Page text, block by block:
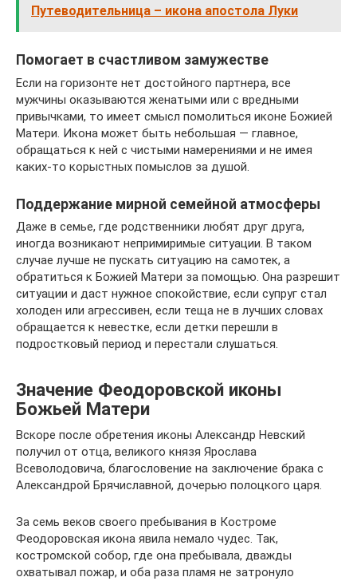
Путеводительница – икона апостола Луки
Помогает в счастливом замужестве
Если на горизонте нет достойного партнера, все
мужчины оказываются женатыми или с вредными
привычками, то имеет смысл помолиться иконе Божией
Матери. Икона может быть небольшая — главное,
обращаться к ней с чистыми намерениями и не имея
каких-то корыстных помыслов за душой.
Поддержание мирной семейной атмосферы
Даже в семье, где родственники любят друг друга,
иногда возникают непримиримые ситуации. В таком
случае лучше не пускать ситуацию на самотек, а
обратиться к Божией Матери за помощью. Она разрешит
ситуации и даст нужное спокойствие, если супруг стал
холоден или агрессивен, если теща не в лучших словах
обращается к невестке, если детки перешли в
подростковый период и перестали слушаться.
Значение Феодоровской иконы
Божьей Матери
Вскоре после обретения иконы Александр Невский
получил от отца, великого князя Ярослава
Всеволодовича, благословение на заключение брака с
Александрой Брячиславной, дочерью полоцкого царя.
За семь веков своего пребывания в Костроме
Феодоровская икона явила немало чудес. Так,
костромской собор, где она пребывала, дважды
охватывал пожар, и оба раза пламя не затронуло